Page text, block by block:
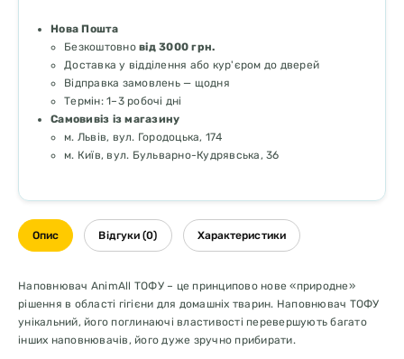
Нова Пошта
Безкоштовно від 3000 грн.
Доставка у відділення або кур'єром до дверей
Відправка замовлень — щодня
Термін: 1–3 робочі дні
Самовивіз із магазину
м. Львів, вул. Городоцька, 174
м. Київ, вул. Бульварно-Кудрявська, 36
Опис Відгуки (0) Характеристики
Наповнювач AnimAll ТОФУ – це принципово нове «природне»
рішення в області гігієни для домашніх тварин. Наповнювач ТОФУ
унікальний, його поглинаючі властивості перевершують багато
інших наповнювачів, його дуже зручно прибирати.